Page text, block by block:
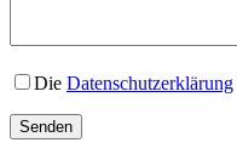
Die Datenschutzerklärung